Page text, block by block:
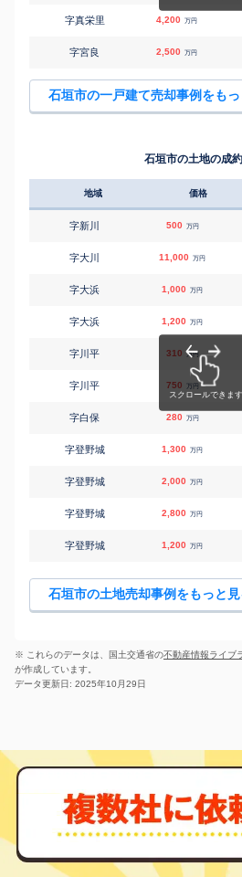
字真栄里 4,200 万円
字宮良 2,500 万円
石垣市の一戸建て売却事例をも
石垣市の土地の成
地域 価格
字新川 500 万円
字大川 11,000 万円
字大浜 1,000 万円
字大浜 1,200 万円
字川平 310 万円
字川平 750 万円
字白保 280 万円
字登野城 1,300 万円
字登野城 2,000 万円
字登野城 2,800 万円
字登野城 1,200 万円
字名蔵 5,000 万円
字野底 1,000 万円
字真栄里
字宮良 1,100 万円
字宮良 1,000 万円
字宮良 420 万円
字宮良 3,000
石垣市の土地売却事例をもっと見
※ これらのデータは、国土交通省の不動産情報ライブ
が作成しています。
データ更新日: 2025年10月29日